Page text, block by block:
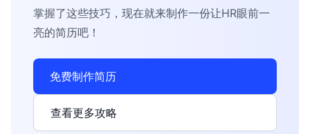
掌握了这些技巧，现在就来制作一份让HR眼前一
亮的简历吧！
免费制作简历
查看更多攻略